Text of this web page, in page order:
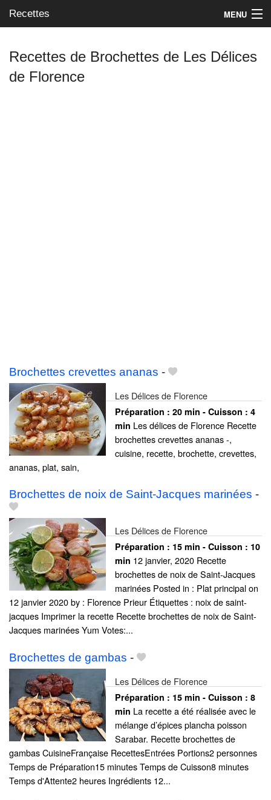
Recettes MENU
Mes blogs préférés
Recettes de Brochettes de Les Délices
de Florence
Brochettes crevettes ananas -
Les Délices de Florence
Préparation : 20 min - Cuisson : 4
min Les délices de Florence Recette
brochettes crevettes ananas -,
cuisine, recette, brochette, crevettes,
ananas, plat, sain,
Brochettes de noix de Saint-Jacques marinées -
Les Délices de Florence
Préparation : 15 min - Cuisson : 10
min 12 janvier, 2020 Recette
brochettes de noix de Saint-Jacques
marinées Posted in : Plat principal on
12 janvier 2020 by : Florence Prieur Étiquettes : noix de saint-
jacques Imprimer la recette Recette brochettes de noix de Saint-
Jacques marinées Yum Votes:...
Brochettes de gambas -
Les Délices de Florence
Préparation : 15 min - Cuisson : 8
min La recette a été réalisée avec le
mélange d’épices plancha poisson
Sarabar. Recette brochettes de
gambas CuisineFrançaise RecettesEntrées Portions2 personnes
Temps de Préparation15 minutes Temps de Cuisson8 minutes
Temps d'Attente2 heures Ingrédients 12...